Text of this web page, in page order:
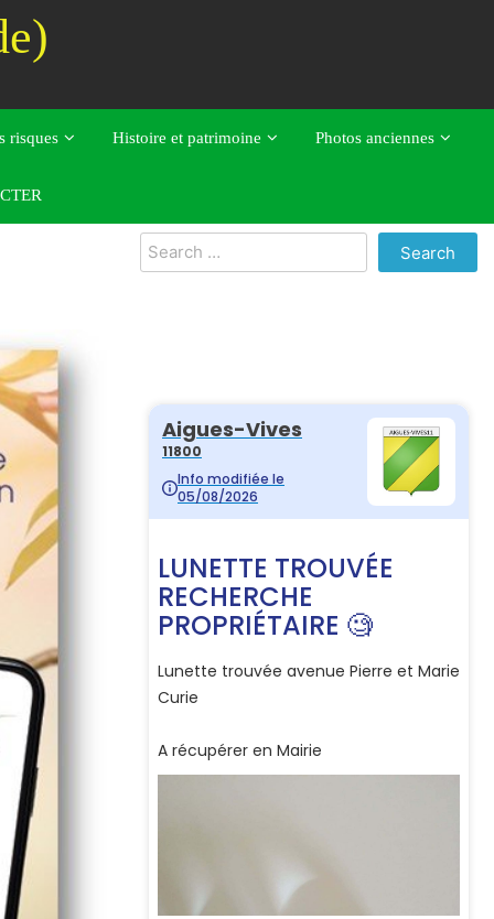
risques Histoire et patrimoine Photos anciennes
Search
for: